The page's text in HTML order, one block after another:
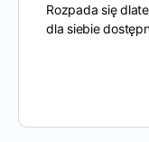
Rozpada się
dla siebie